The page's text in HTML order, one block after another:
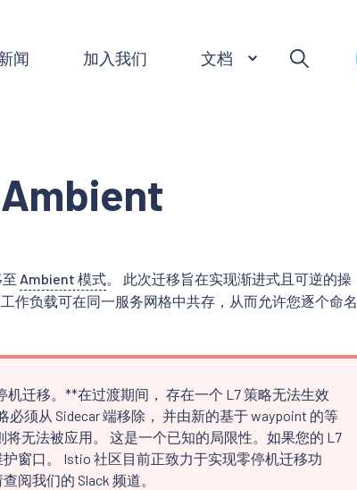
闻 加入我们 文档
Ambient 模式。 此次迁移旨在实现渐进式且可逆的操
作负载可在同一服务网格中共存，从而允许您逐个命名
迁移。**在过渡期间， 存在一个 L7 策略无法生效
须从 Sidecar 端移除， 并由新的基于 waypoint 的等
无法被应用。 这是一个已知的局限性。如果您的 L7
窗口。 Istio 社区目前正致力于实现零停机迁移功
阅我们的 Slack 频道。